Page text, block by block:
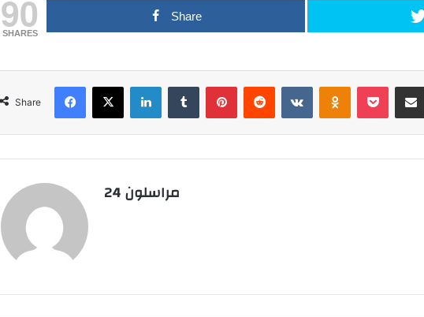
90
SHARES
Share
Share
مراسلون 24